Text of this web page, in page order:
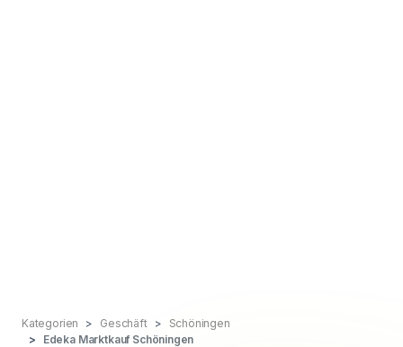
Kategorien Geschäft
Schöningen
Edeka Marktkauf Schöningen